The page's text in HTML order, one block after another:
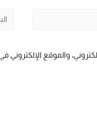
البريد
والموقع الإلكتروني